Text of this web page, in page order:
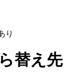
り
替え先